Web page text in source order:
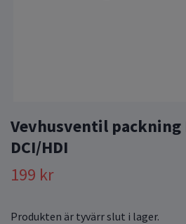
Vevhusventil
DCI/HDI
199 kr
Produkten är tyvärr slut i lager.